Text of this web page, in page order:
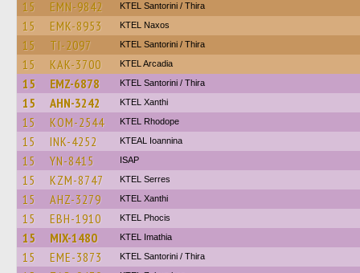
15 EMN-9842 KTEL Santorini / Thira
15 EMK-8953 KTEL Naxos
15 TI-2097 KTEL Santorini / Thira
15 KAK-3700 KTEL Arcadia
15 EMZ-6878 KTEL Santorini / Thira
15 AHN-3242 KTEL Xanthi
15 KOM-2544 KTEL Rhodope
15 INK-4252 KTEAL Ioannina
15 YN-8415 ISAP
15 KZM-8747 KTEL Serres
15 AHZ-3279 KTEL Xanthi
15 EBH-1910 ΚΤΕL Phocis
15 MIX-1480 KTEL Imathia
15 EME-3873 KTEL Santorini / Thira